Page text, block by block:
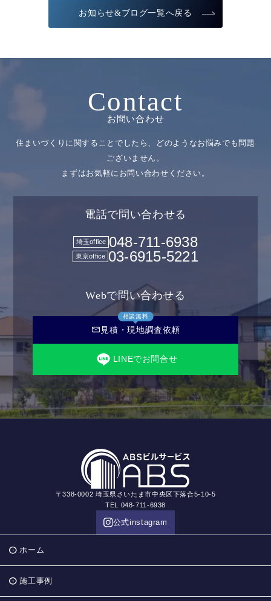
お知らせ&ブログ一覧へ戻る
Contact
お問い合わせ
住まいづくりに関することでしたら、どのようなお悩みでも問題
ございません。
まずはお気軽にお問い合わせください。
電話で問い合わせる
埼玉office 048-711-6938
東京office 03-6915-5221
Webで問い合わせる
相談無料
mail 見積・現地調査依頼
LINEでお問合せ
〒338-0002 埼玉県さいたま市中央区下落合5-10-5
TEL 048-711-6938
公式instagram
ホーム
施工事例